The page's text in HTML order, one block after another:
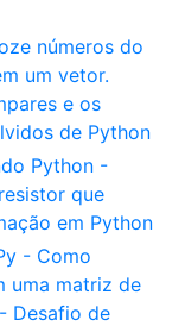
números do
um vetor.
e os
de Python
Python -
que
em Python
- Como
uma matriz de
Desafio de